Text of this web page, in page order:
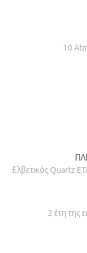
10
Ελβετικός Quartz
2 έτη της